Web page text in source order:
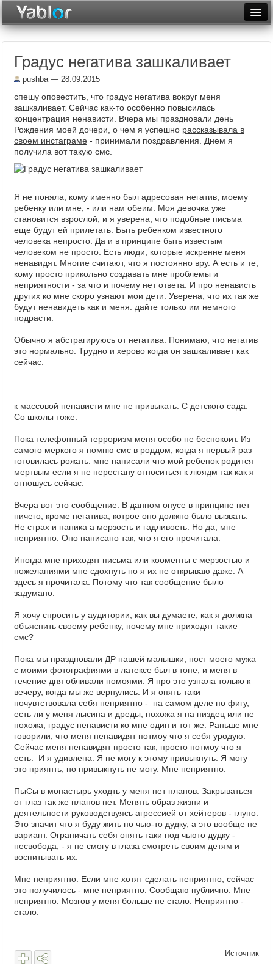
Неделя
Рейтинги
Архив
Градус негатива зашкаливает
pushba— 28.09.2015
спешу оповестить, что градус негатива вокруг меня
зашкаливает. Сейчас как-то особенно повысилась
концентрация ненависти. Вчера мы праздновали день
Рождения моей дочери, о чем я успешно рассказывала в
своем инстаграме - принимали поздравления. Днем я
получила вот такую смс.
Я не поняла, кому именно был адресован негатив, моему
ребенку или мне, - или нам обеим. Моя девочка уже
становится взрослой, и я уверена, что подобные письма
еще будут ей прилетать. Быть ребенком известного
человека непросто. Да и в принципе быть известым
человеком не просто. Есть люди, которые искренне меня
ненавидят. Многие считают, что я постоянно вру. А есть и те,
кому просто прикольно создавать мне проблемы и
неприятности - за что и почему нет ответа. И про ненависть
других ко мне скоро узнают мои дети. Уверена, что их так же
будут ненавидеть как и меня. дайте только им немного
подрасти.
Обычно я абстрагируюсь от негатива. Понимаю, что негатив
это нормально. Трудно и херово когда он зашкаливает как
сейчас.
к массовой ненависти мне не привыкать. С детского сада.
Со школы тоже.
Пока телефонный терроризм меня особо не беспокоит. Из
самого меркого я помню смс в роддом, когда я первый раз
готовилась рожать: мне написали что мой ребенок родится
мертвым если я не перестану относиться к люядм так как я
отношусь сейчас.
Вчера вот это сообщение. В данном опусе в принципе нет
ничего, кроме негатива, котрое оно должно было вызвать.
Не страх и паника а мерзость и гадливость. Но да, мне
неприятно. Оно написано так, что я его прочитала.
Иногда мне приходят письма или кооменты с мерзостью и
пожеланиями мне сдохнуть но я их не открываю даже. А
здесь я прочитала. Потому что так сообщение было
задумано.
Я хочу спросить у аудитории, как вы думаете, как я должна
объяснить своему ребенку, почему мне приходят такие
смс?
Пока мы праздновали ДР нашей малышки, пост моего мужа
с моими фотографиями в латексе был в топе , и меня в
течение дня обливали помоями. Я про это узнала только к
вечеру, когда мы же вернулись. И я опять таки
почувтствовала себя неприятно - на самом деле по фигу,
есть ли у меня лысина и дреды, похожа я на пиздец или не
похожа, градус ненависти ко мне один и тот же. Раньше мне
говорили, что меня ненавидят потмоу что я себя уродую.
Сейчас меня ненавидят просто так, просто потмоу что я
есть. И я удивлена. Я не могу к этому привыкнуть. Я могу
это приянть, но привыкнуть не могу. Мне неприятно.
ПыСы в монастырь уходть у меня нет планов. Закрываться
от глаз так же планов нет. Менять образ жизни и
деятельности руководствуясь агрессией от хейтеров - глупо.
Это значит что я буду жить по чью-то дудку, а это вообще не
вариант. Ограничать себя опять таки под чьюто дудку -
несвобода, - я не смогу в глаза смотреть своим детям и
воспитывать их.
Мне неприятно. Если мне хотят сделать неприятно, сейчас
это получилось - мне неприятно. Сообщаю публично. Мне
неприятно. Мозгов у меня больше не стало. Неприятно -
стало.
Источник